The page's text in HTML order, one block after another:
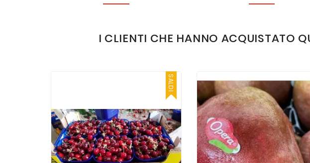
I CLIENTI CHE HANNO ACQUISTATO
SALDI